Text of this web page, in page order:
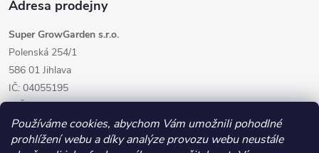
Používáme cookies, abychom Vám umožnili pohodlné
prohlížení webu a díky analýze provozu webu neustále
Adresa prodejny
Super GrowGarden s.r.o.
Polenská 254/1
586 01 Jihlava
IČ: 04055195
DIČ: CZ04055195